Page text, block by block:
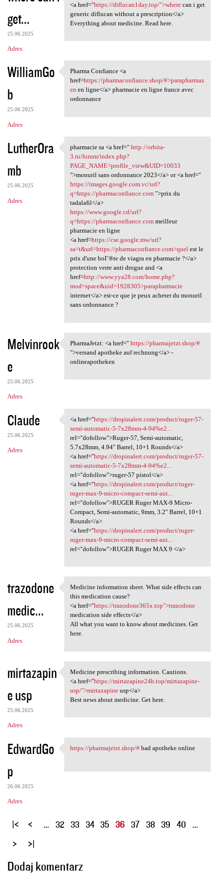
get...
25.06.2025
Adres
<a href="https://diflucan1day.top/">wherecan i get
generic diflucan without a prescription</a>
Everything about medicine. Read here.
WilliamGo
b
25.06.2025
Adres
Pharma Confiance <a href
Pharma Confiance <a
href=https://pharmaconfiance.shop/#>parapharmaz
en en ligne</a> pharmacie en ligne france avec
ordonnance
LutherOra
mb
25.06.2025
Adres
pharmacie sa <a href=" http:/
pharmacie sa <a href=" http://orbita-
3.ru/forum/index.php?
PAGE_NAME=profile_view&UID=10033
">monuril sans ordonnance 2023</a> or <a href="
https://images.google.com.vc/url?
q=https://pharmaconfiance.com">prix du
tadalafil</a>
https://www.google.cd/url?
q=https://pharmaconfiance.commeilleur
pharmacie en ligne
<a href=https://cse.google.mw/url?
sa=t&url=https://pharmaconfiance.com>quelest le
prix d'une boГ®te de viagra en pharmacie ?</a>
protection verre anti drogue and <a
href=http://www.yya28.com/home.php?
mod=space&uid=1928305>parapharmacie
internet</a> est-ce que je peux acheter du monuril
sans ordonnance ?
Melvinrook
e
25.06.2025
Adres
PharmaJetzt: <a href=" https:
PharmaJetzt: <a href=" https://pharmajetzt.shop/#
">versand apotheke auf rechnung</a> -
onlineapotheken
Claude
25.06.2025
Adres
<a href="https://dropinalert
<a href="https://dropinalert.com/product/ruger-57-
semi-automatic-5-7x28mm-4-94%e2...
rel="dofollow">Ruger-57, Semi-automatic,
5.7x28mm, 4.94″ Barrel, 10+1 Rounds</a>
<a href="https://dropinalert.com/product/ruger-57-
semi-automatic-5-7x28mm-4-94%e2...
rel="dofollow">ruger-57 pistol</a>
<a href="https://dropinalert.com/product/ruger-
ruger-max-9-micro-compact-semi-aut...
rel="dofollow">RUGER Ruger MAX-9 Micro-
Compact, Semi-automatic, 9mm, 3.2″ Barrel, 10+1
Rounds</a>
<a href="https://dropinalert.com/product/ruger-
ruger-max-9-micro-compact-semi-aut...
rel="dofollow">RUGER Ruger MAX 9 </a>
trazodone
medic...
25.06.2025
Adres
Medicine information sheet.
Medicine information sheet. What side effects can
this medication cause?
<a href="https://trazodone365x.top">trazodone
medication side effects</a>
All what you want to know about medicines. Get
here.
mirtazapin
e usp
25.06.2025
Adres
Medicine prescribing
Medicine prescribing information. Cautions.
<a href="https://mirtazapine24h.top/mirtazapine-
usp/">mirtazapineusp</a>
Best news about medicine. Get here.
EdwardGo
p
26.06.2025
Adres
https://pharmajetzt.shop/#
https://pharmajetzt.shop/#bad apotheke online
S
o
… 32 33 34 35 36 37 38 39 40 …
Dodaj komentarz